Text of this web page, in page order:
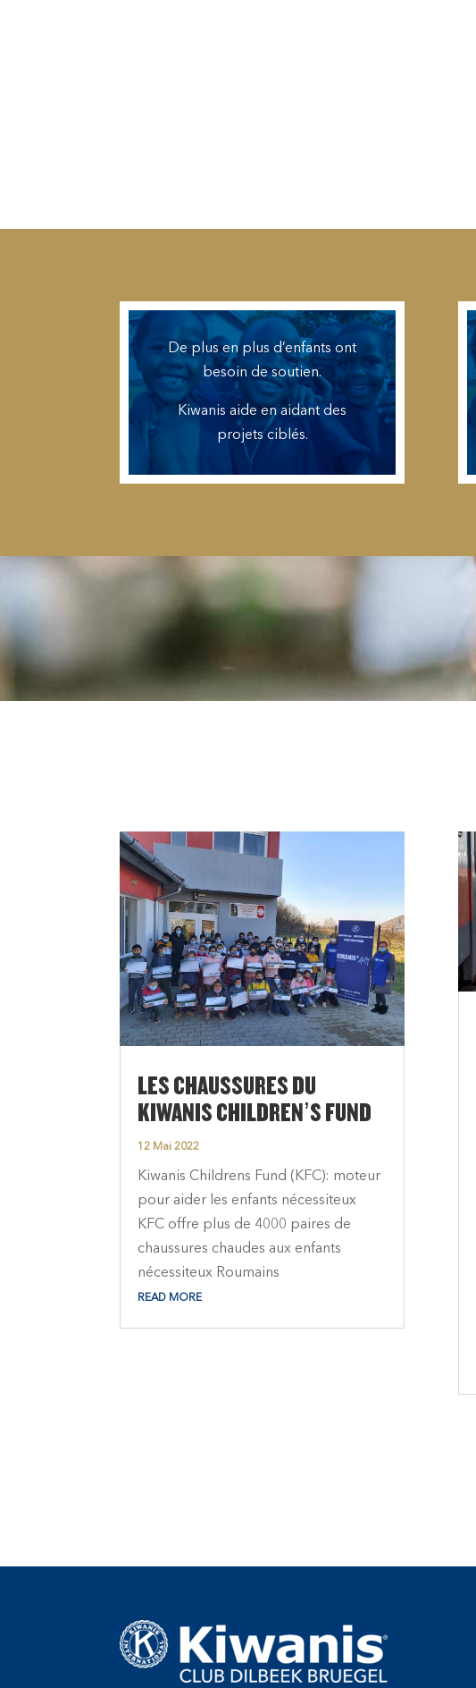
De plus en plus d’enfants ont
besoin de soutien.
Kiwanis aide en aidant des
projets ciblés.
LES CHAUSSURES DU
KIWANIS CHILDREN’S FUND
12 Mai 2022
Kiwanis Childrens Fund (KFC): moteur
pour aider les enfants nécessiteux
KFC offre plus de 4000 paires de
chaussures chaudes aux enfants
nécessiteux Roumains
READ MORE